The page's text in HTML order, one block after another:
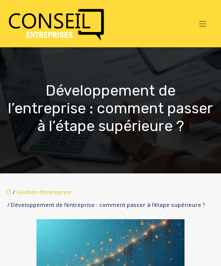
Développement de
l’entreprise : comment passer
à l’étape supérieure ?
/ Gestion d'entreprise
/ Développement de l’entreprise : comment passer à l’étape supérieure ?